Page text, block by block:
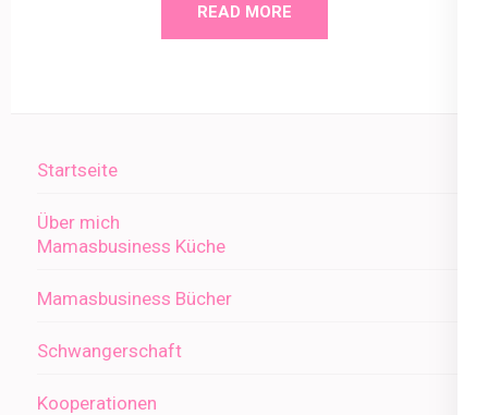
READ MORE
Startseite
Über mich
Mamasbusiness Küche
Mamasbusiness Bücher
Schwangerschaft
Kooperationen